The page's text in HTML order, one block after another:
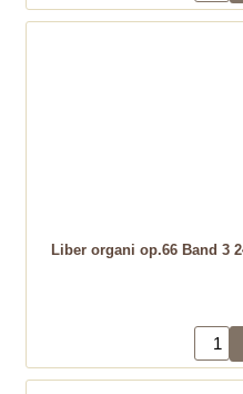
Liber organi op.66 Band 3